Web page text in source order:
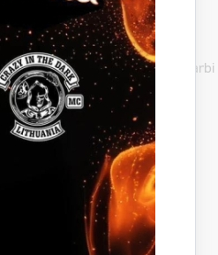
un ielu ikdienas uzturēšanas darbi